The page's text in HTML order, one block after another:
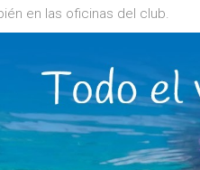
en las oficinas del club.